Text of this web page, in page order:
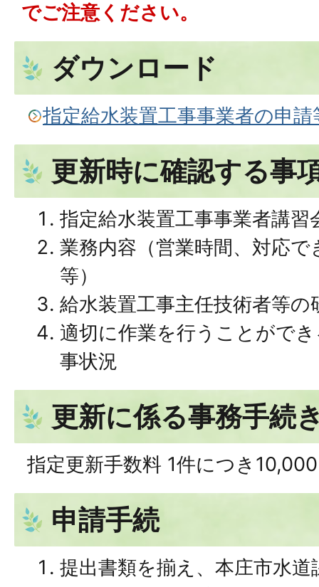
でご注意ください。
ダウンロード
指定給水装置工事事業者の申請
更新時に確認する事
指定給水装置工事事業者講習
業務内容（営業時間、対応
等）
給水装置工事主任技術者等の
適切に作業を行うことがで
事状況
更新に係る事務手続
指定更新手数料 1件につき
申請手続
提出書類を揃え、本庄市水